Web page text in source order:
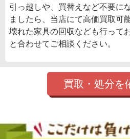
引っ越しや、買替えなど不要に
ましたら、当店にて高価買取可
壊れた家具の回収なども行って
と合わせてご相談ください。
買取・処分を